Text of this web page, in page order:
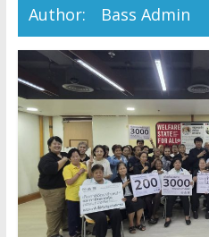
Author: Bass Admin